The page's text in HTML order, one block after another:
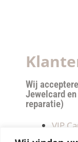
Wij
Jewelcard
reparatie)
VIP